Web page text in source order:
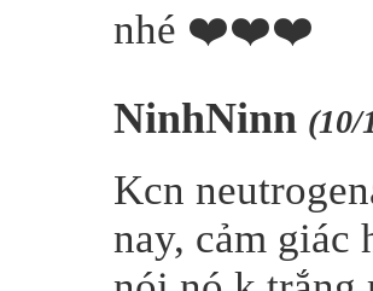
nhé ❤️❤️❤️
NinhNinn (10/
Kcn
nay, cảm giác